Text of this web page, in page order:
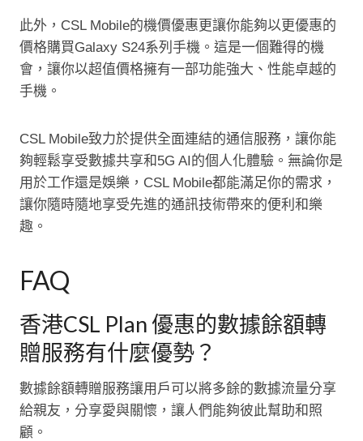
此外，CSL Mobile的機價優惠更讓你能夠以更優惠的
價格購買Galaxy S24系列手機。這是一個難得的機
會，讓你以超值價格擁有一部功能強大、性能卓越的
手機。
CSL Mobile致力於提供全面連結的通信服務，讓你能
夠輕鬆享受數據共享和5G AI的個人化體驗。無論你是
用於工作還是娛樂，CSL Mobile都能滿足你的需求，
讓你隨時隨地享受先進的通訊技術帶來的便利和樂
趣。
FAQ
香港CSL Plan 優惠的數據餘額轉
贈服務有什麼優勢？
數據餘額轉贈服務讓用戶可以將多餘的數據流量分享
給親友，分享愛與關懷，讓人們能夠彼此幫助和照
顧。